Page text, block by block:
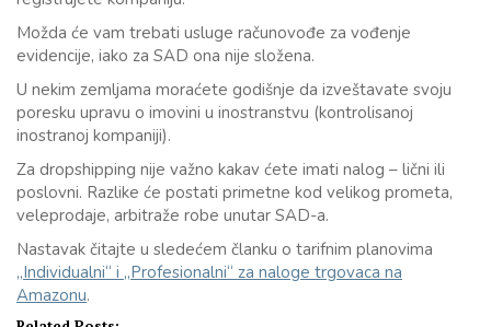
Možda će vam trebati usluge računovođe za vođenje
evidencije, iako za SAD ona nije složena.
U nekim zemljama moraćete godišnje da izveštavate svoju
poresku upravu o imovini u inostranstvu (kontrolisanoj
inostranoj kompaniji).
Za dropshipping nije važno kakav ćete imati nalog – lični ili
poslovni. Razlike će postati primetne kod velikog prometa,
veleprodaje, arbitraže robe unutar SAD-a.
Nastavak čitajte u sledećem članku o tarifnim planovima
„Individualni“ i „Profesionalni“ za naloge trgovaca na
Amazonu.